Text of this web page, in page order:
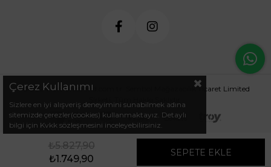
₺5.827,90
₺1.749,90
© 2024 .arminetrend.com.tr. Sembol Mağazacılık Ticaret Limited
Çerez Kullanımı
Sizlere en iyi alışveriş deneyimini sunabilmek adına
sitemizde çerezler(cookies) kullanmaktayız. Detaylı
bilgi için Kvkk sözleşmesini inceleyebilirsiniz.
Anasayfa Favorilerim Üye Girişi